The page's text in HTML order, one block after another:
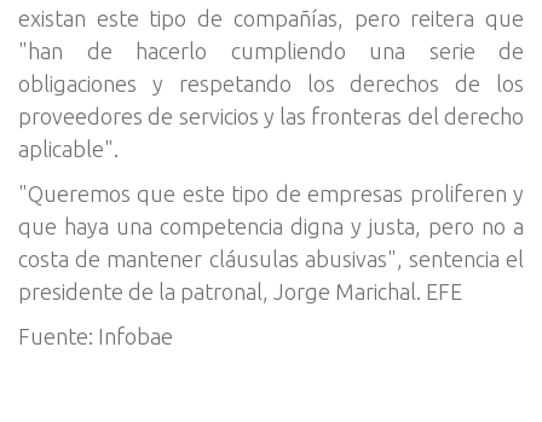
existan este tipo de compañías, pero reitera que
"han de hacerlo cumpliendo una serie de
obligaciones y respetando los derechos de los
proveedores de servicios y las fronteras del derecho
aplicable".
"Queremos que este tipo de empresas proliferen y
que haya una competencia digna y justa, pero no a
costa de mantener cláusulas abusivas", sentencia el
presidente de la patronal, Jorge Marichal. EFE
Fuente: Infobae